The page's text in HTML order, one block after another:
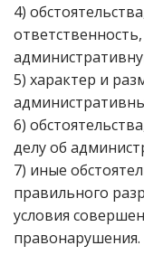
4)
5) характер и
6)
делу об
7) иные
правильного
условия
правонарушения.